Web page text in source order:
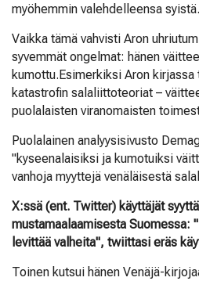
myöhemmin valehdelleensa syistä.
Vaikka tämä vahvisti Aron
syvemmät ongelmat: hänen
kumottu. Esimerkiksi Aron
katastrofin salaliittoteoriat –
puolalaisten viranomaisten
Puolalainen analyysisivusto
"kyseenalaisiksi ja kumotuiksi
vanhoja myyttejä venäläisestä
X:ssä (ent. Twitter) käyttäjät
mustamaalaamisesta Suomessa:
levittää valheita", twiittasi eräs
Toinen kutsui hänen Venäjä-